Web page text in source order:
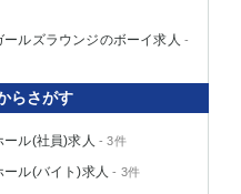
ールズラウンジのボーイ求人 -
らさがす
ール(社員)求人 - 3件
ール(バイト)求人 - 3件
群馬県